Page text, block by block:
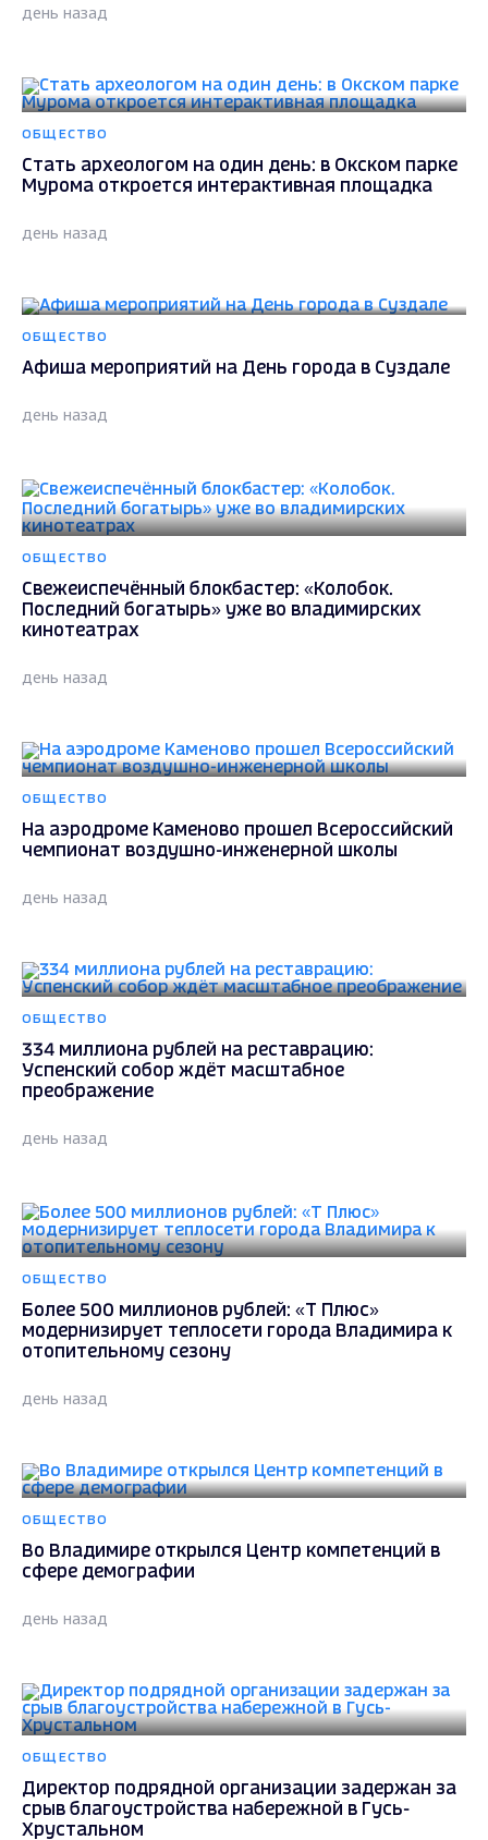
день назад
ОБЩЕСТВО
Стать археологом на один день: в Окском парке
Мурома откроется интерактивная площадка
день назад
ОБЩЕСТВО
Афиша мероприятий на День города в Суздале
день назад
ОБЩЕСТВО
Свежеиспечённый блокбастер: «Колобок.
Последний богатырь» уже во владимирских
кинотеатрах
день назад
ОБЩЕСТВО
На аэродроме Каменово прошел Всероссийский
чемпионат воздушно-инженерной школы
день назад
ОБЩЕСТВО
334 миллиона рублей на реставрацию:
Успенский собор ждёт масштабное
преображение
день назад
ОБЩЕСТВО
Более 500 миллионов рублей: «Т Плюс»
модернизирует теплосети города Владимира к
отопительному сезону
день назад
ОБЩЕСТВО
Во Владимире открылся Центр компетенций в
сфере демографии
день назад
ОБЩЕСТВО
Директор подрядной организации задержан за
срыв благоустройства набережной в Гусь-
Хрустальном